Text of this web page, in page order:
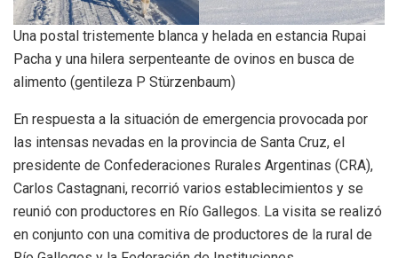
Una postal tristemente blanca y helada en estancia Rupai
Pacha y una hilera serpenteante de ovinos en busca de
alimento (gentileza P Stürzenbaum)
En respuesta a la situación de emergencia provocada por
las intensas nevadas en la provincia de Santa Cruz, el
presidente de Confederaciones Rurales Argentinas (CRA),
Carlos Castagnani, recorrió varios establecimientos y se
reunió con productores en Río Gallegos. La visita se realizó
en conjunto con una comitiva de productores de la rural de